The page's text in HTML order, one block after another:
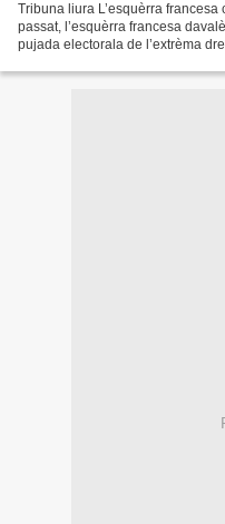
Tribuna liura L’esquèrra
passat, l’esquèrra francesa
pujada electorala de l’extrèma